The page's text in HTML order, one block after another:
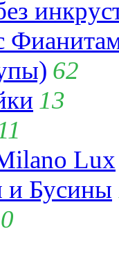
62
13
Lux
и Бусины